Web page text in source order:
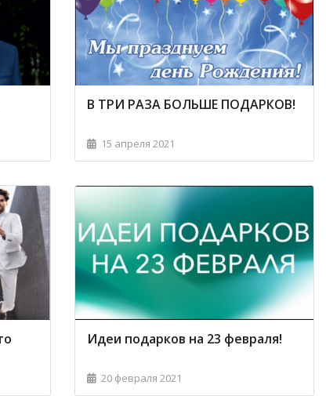
В ТРИ РАЗА БОЛЬШЕ ПОДАРКОВ!
15 апреля 2021
Идеи подарков на 23 февраля!
20 февраля 2021